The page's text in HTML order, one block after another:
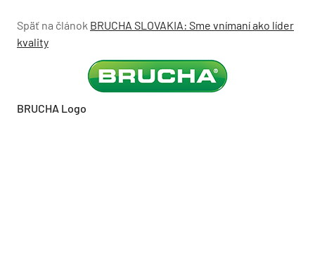
Späť na článok BRUCHA SLOVAKIA: Sme vnímaní ako líder
kvality
BRUCHA Logo